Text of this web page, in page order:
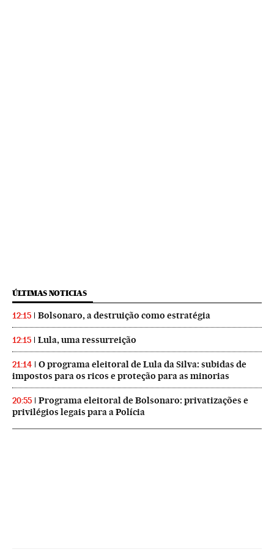
ÚLTIMAS NOTICIAS
12:15 Bolsonaro, a destruição como estratégia
12:15 Lula, uma ressurreição
21:14
O programa eleitoral de Lula da Silva: subidas de
impostos para os ricos e proteção para as minorias
20:55
Programa eleitoral de Bolsonaro: privatizações e
privilégios legais para a Polícia